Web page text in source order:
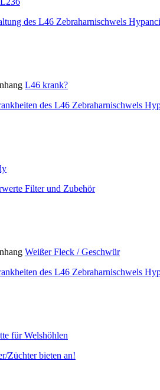
des L46 Zebraharnischwels
L46 krank?
des L46 Zebraharnischwels
Filter und Zubehör
Weißer Fleck / Geschwür
des L46 Zebraharnischwels
für Welshöhlen
Züchter bieten an!